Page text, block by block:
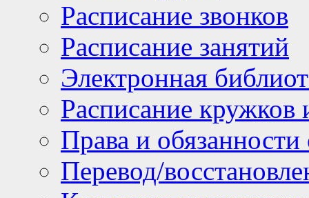
Расписание звонков
Расписание занятий
Электронная
Расписание кружков
Права и
Перевод/